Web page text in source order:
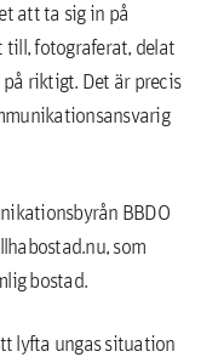
att ta sig in på
till, fotograferat, delat
riktigt. Det är precis
BBDO
som
bostad.
lyfta ungas situation